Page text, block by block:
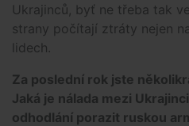
Ukrajinců, byť ne třeba tak
strany počítají ztráty nejen
lidech.
Za poslední rok jste
Jaká je nálada mezi
odhodlání porazit ruskou